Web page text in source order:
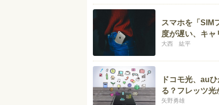
スマホを「SIM
度が遅い、キ
大西 紘平
ドコモ光、au
る？フレッツ光
矢野勇雄